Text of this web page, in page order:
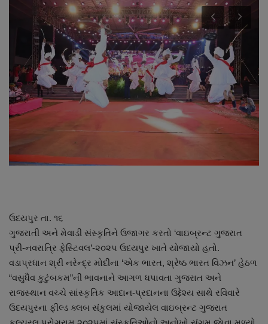
About Author
Contact
Dipotsav Special
આંતરરાષ્ટ્રીય
રાષ્ટ્રીય
ગુજરાત
Support US
બજારના સમાચાર
નાણાંકીય સમાચાર
સ્થાનિક સમાચાર
ઉદયપુર તા. ૧૬
ગુજરાતી અને મેવાડી સંસ્કૃતિને ઉજાગર કરતો ‘વાઇબ્રન્ટ ગુજરાત
પ્રી-નવરાત્રિ ફેસ્ટિવલ’-૨૦૨૫ ઉદયપુર ખાતે યોજાયો હતો.
વડાપ્રધાન શ્રી નરેન્દ્ર મોદીના ‘એક ભારત, શ્રેષ્ઠ ભારત વિઝન’ હેઠળ
“વસુધૈવ કુટુંબકમ”ની ભાવનાને આગળ ધપાવતા ગુજરાત અને
રાજસ્થાન વચ્ચે સાંસ્કૃતિક આદાન-પ્રદાનના ઉદ્દેશ્ય સાથે રવિવારે
ઉદયપુરના ફીલ્ડ ક્લબ સંકુલમાં યોજાયેલ વાઇબ્રન્ટ ગુજરાત